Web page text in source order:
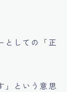
としての「正
」という意思